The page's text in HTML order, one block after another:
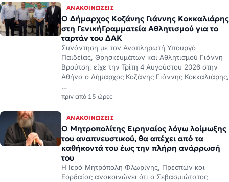
ΑΝΑΚΟΙΝΏΣΕΙΣ
Ο Δήμαρχος Κοζάνης Γιάννης Κοκκαλιάρης
στη ΓενικήΓραμματεία Αθλητισμού για το
ταρτάν του ΔΑΚ
Συνάντηση με τον Αναπληρωτή Υπουργό
Παιδείας, Θρησκευμάτων και Αθλητισμού Γιάννη
Βρούτση, είχε την Τρίτη 4 Αυγούστου 2026 στην
Αθήνα ο Δήμαρχος Κοζάνης Γιάννης Κοκκαλιάρης,
…
πριν από 15 ώρες
ΑΝΑΚΟΙΝΏΣΕΙΣ
Ο Μητροπολίτης Ειρηναίος λόγω λοίμωξης
του αναπνευστικού, θα απέχει από τα
καθήκοντά του έως την πλήρη ανάρρωσή
του
Η Ιερά Μητρόπολη Φλωρίνης, Πρεσπών και
Εορδαίας ανακοινώνει ότι ο Σεβασμιώτατος